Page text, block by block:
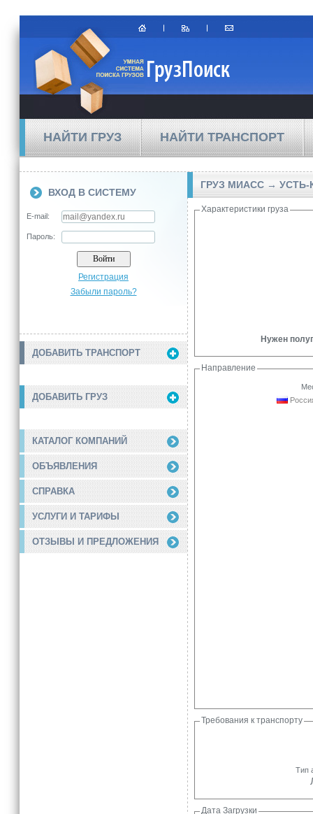
НАЙТИ ГРУЗ НАЙТИ ТРАНСПОРТ
ВХОД В СИСТЕМУ
E-mail:
Пароль:
Регистрация
Забыли пароль?
ДОБАВИТЬ ТРАНСПОРТ
ДОБАВИТЬ ГРУЗ
КАТАЛОГ КОМПАНИЙ
ОБЪЯВЛЕНИЯ
СПРАВКА
УСЛУГИ И ТАРИФЫ
ОТЗЫВЫ И ПРЕДЛОЖЕНИЯ
ГРУЗ МИАСС → УСТЬ-
Характеристики груза
Нужен
Направление
Требования к транспорту
Тип
Дата Загрузки